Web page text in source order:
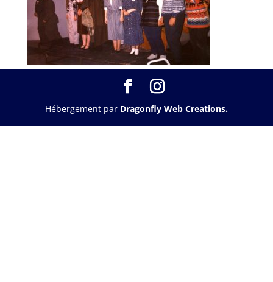
Hébergement par Dragonfly Web Creations.